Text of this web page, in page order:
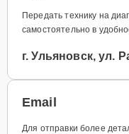
Передать технику на
самостоятельно в
г. Ульяновск, ул.
Email
Для отправки более